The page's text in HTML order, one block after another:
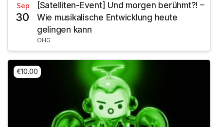
Sep
30
[Satelliten-Event] Und morgen berühmt?! –
Wie musikalische Entwicklung heute
gelingen kann
OHG
€10.00